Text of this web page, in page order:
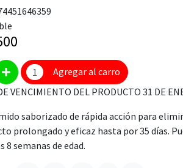
Agregar al carro
VENCIMIENTO DEL PRODUCTO 31 DE
saborizado de rápida acción para
prolongado y eficaz hasta por 35 días.
8 semanas de edad.